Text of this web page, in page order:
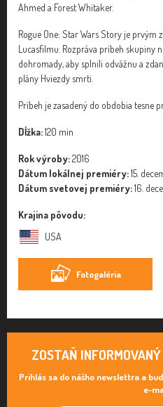
Ahmed a Forest Whitaker.
Rogue One: Star Wars Story je
Lucasfilmu. Rozpráva príbeh skupiny
dohromady, aby splnili odvážnu a
plány Hviezdy smrti.
Príbeh je zasadený do obdobia tesne
Dĺžka:120 min
Rok výroby:2016
Dátum lokálnej premiéry:15.
Dátum svetovej premiéry:16.
Krajina pôvodu:
USA
Fotogaléria
ZOSTAŇ
Prihlás sa do nášho newslettra a
e-